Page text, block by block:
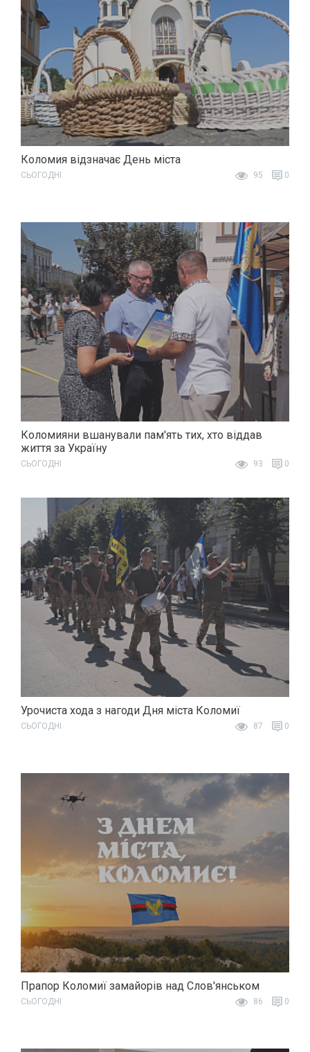
Коломия відзначає День міста
СЬОГОДНІ 95 0
Коломияни вшанували пам'ять тих, хто віддав
життя за Україну
СЬОГОДНІ 93 0
Урочиста хода з нагоди Дня міста Коломиї
СЬОГОДНІ 87 0
Прапор Коломиї замайорів над Слов'янськом
СЬОГОДНІ 86 0